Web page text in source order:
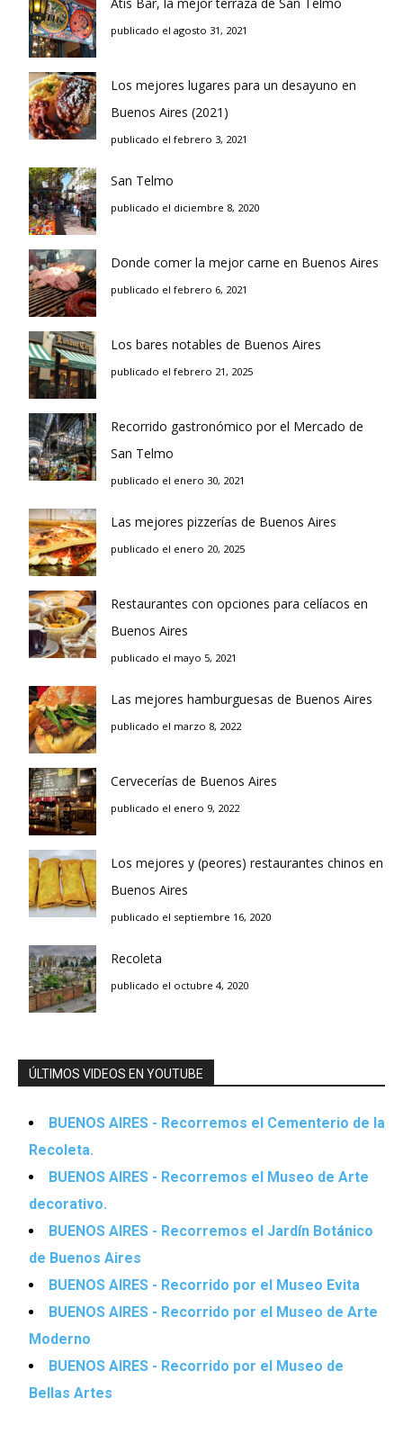
publicado el agosto 31, 2021
Los mejores lugares para un desayuno en
Buenos Aires (2021)
publicado el febrero 3, 2021
San Telmo
publicado el diciembre 8, 2020
Donde comer la mejor carne en Buenos Aires
publicado el febrero 6, 2021
Los bares notables de Buenos Aires
publicado el febrero 21, 2025
Recorrido gastronómico por el Mercado de
San Telmo
publicado el enero 30, 2021
Las mejores pizzerías de Buenos Aires
publicado el enero 20, 2025
Restaurantes con opciones para celíacos en
Buenos Aires
publicado el mayo 5, 2021
Las mejores hamburguesas de Buenos Aires
publicado el marzo 8, 2022
Cervecerías de Buenos Aires
publicado el enero 9, 2022
Los mejores y (peores) restaurantes chinos en
Buenos Aires
publicado el septiembre 16, 2020
Recoleta
publicado el octubre 4, 2020
ÚLTIMOS VIDEOS EN YOUTUBE
BUENOS AIRES - Recorremos el Cementerio de la
Recoleta.
BUENOS AIRES - Recorremos el Museo de Arte
decorativo.
BUENOS AIRES - Recorremos el Jardín Botánico
de Buenos Aires
BUENOS AIRES - Recorrido por el Museo Evita
BUENOS AIRES - Recorrido por el Museo de Arte
Moderno
BUENOS AIRES - Recorrido por el Museo de
Bellas Artes